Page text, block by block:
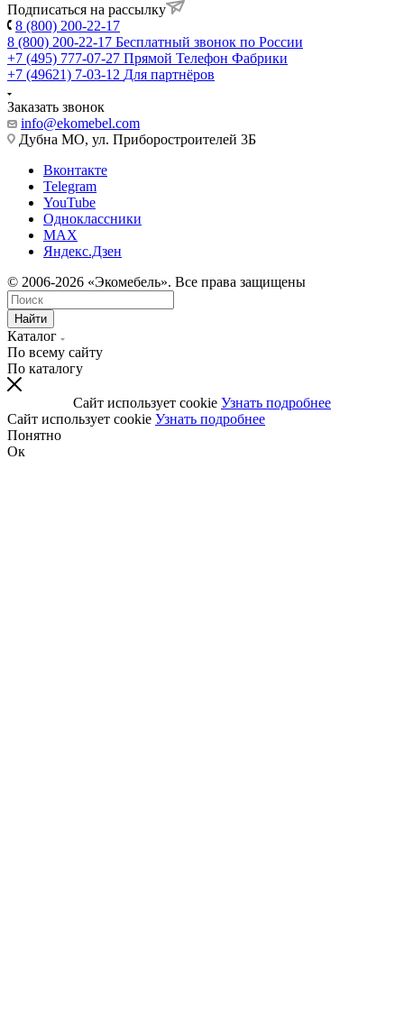
Подписаться на рассылку
8 (800) 200-22-17
8 (800) 200-22-17 Бесплатный звонок по России
+7 (495) 777-07-27 Прямой Телефон Фабрики
+7 (49621) 7-03-12 Для партнёров
Заказать звонок
info@ekomebel.com
Дубна МО, ул. Приборостроителей 3Б
Вконтакте
Telegram
YouTube
Одноклассники
MAX
Яндекс.Дзен
© 2006-2026 «Экомебель». Все права защищены
Найти
Каталог
По всему сайту
По каталогу
Сайт использует cookie Узнать подробнее
Сайт использует cookie Узнать подробнее
Понятно
Ок